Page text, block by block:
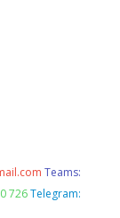
Teams:
726 Telegram: